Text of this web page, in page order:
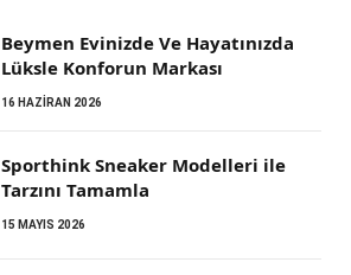
Beymen Evinizde Ve Hayatınızda
Lüksle Konforun Markası
16 HAZIRAN 2026
Sporthink Sneaker Modelleri ile
Tarzını Tamamla
15 MAYIS 2026